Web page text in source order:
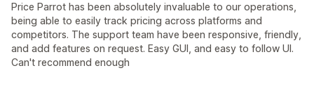
Price Parrot has been absolutely invaluable to our operations,
being able to easily track pricing across platforms and
competitors. The support team have been responsive, friendly,
and add features on request. Easy GUI, and easy to follow UI.
Can't recommend enough